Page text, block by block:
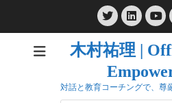
Twitter
木村祐理 |
対話と教育コーチングで、尊